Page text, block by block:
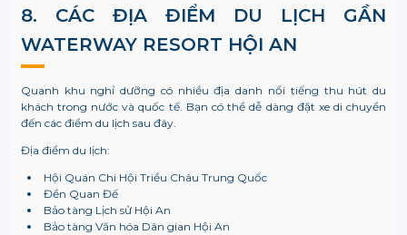
8. CÁC ĐỊA ĐIỂM DU LỊCH GẦN
WATERWAY RESORT HỘI AN
Quanh khu nghỉ dưỡng có nhiều địa danh nổi tiếng thu hút du
khách trong nước và quốc tế. Bạn có thể dễ dàng đặt xe di chuyển
đến các điểm du lịch sau đây.
Địa điểm du lịch:
Hội Quán Chi Hội Triều Châu Trung Quốc
Đền Quan Đế
Bảo tàng Lịch sử Hội An
Bảo tàng Văn hóa Dân gian Hội An